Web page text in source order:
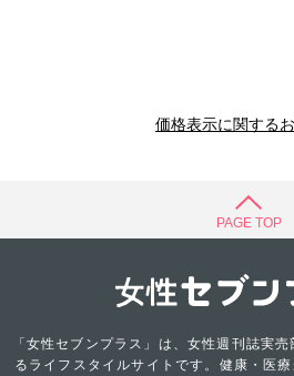
価格表示に関する
PAGE TOP
「女性セブンプラス」は、女性週刊誌実
るライフスタイルサイトです。健康・医